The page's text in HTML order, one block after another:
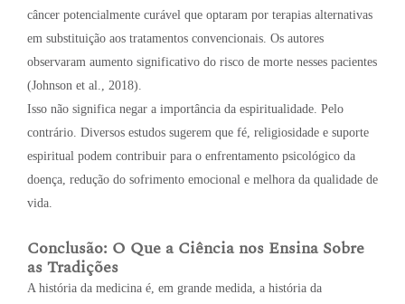
câncer potencialmente curável que optaram por terapias alternativas
em substituição aos tratamentos convencionais. Os autores
observaram aumento significativo do risco de morte nesses pacientes
(Johnson et al., 2018).
Isso não significa negar a importância da espiritualidade. Pelo
contrário. Diversos estudos sugerem que fé, religiosidade e suporte
espiritual podem contribuir para o enfrentamento psicológico da
doença, redução do sofrimento emocional e melhora da qualidade de
vida.
Conclusão: O Que a Ciência nos Ensina Sobre
as Tradições
A história da medicina é, em grande medida, a história da